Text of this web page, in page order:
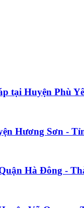
tại Huyện Phù
Hương Sơn -
Hà Đông -